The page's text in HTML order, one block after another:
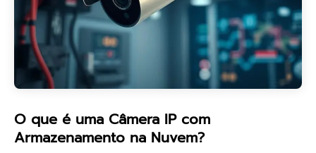
O que é uma Câmera IP com
Armazenamento na Nuvem?